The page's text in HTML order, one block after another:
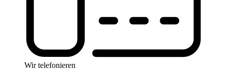
Wir telefonieren